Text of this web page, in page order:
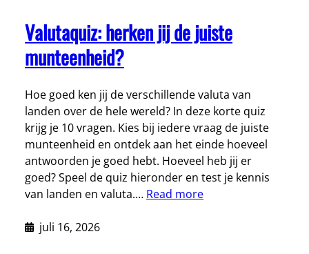
Valutaquiz: herken jij de juiste
munteenheid?
Hoe goed ken jij de verschillende valuta van
landen over de hele wereld? In deze korte quiz
krijg je 10 vragen. Kies bij iedere vraag de juiste
munteenheid en ontdek aan het einde hoeveel
antwoorden je goed hebt. Hoeveel heb jij er
goed? Speel de quiz hieronder en test je kennis
van landen en valuta.… Read more
juli 16, 2026